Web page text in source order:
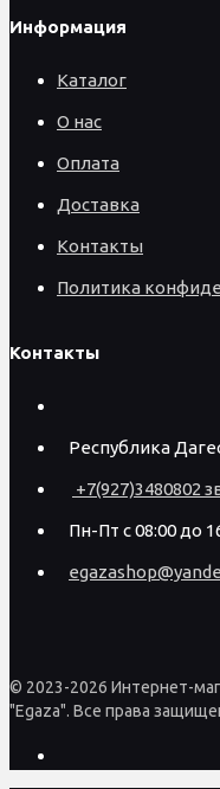
Информация
Каталог
О нас
Оплата
Доставка
Контакты
Политика
Контакты
Республика
+7(927)3480802
Пн-Пт с 08:00 до
© 2023-2026 Интернет-
"Egaza". Все права